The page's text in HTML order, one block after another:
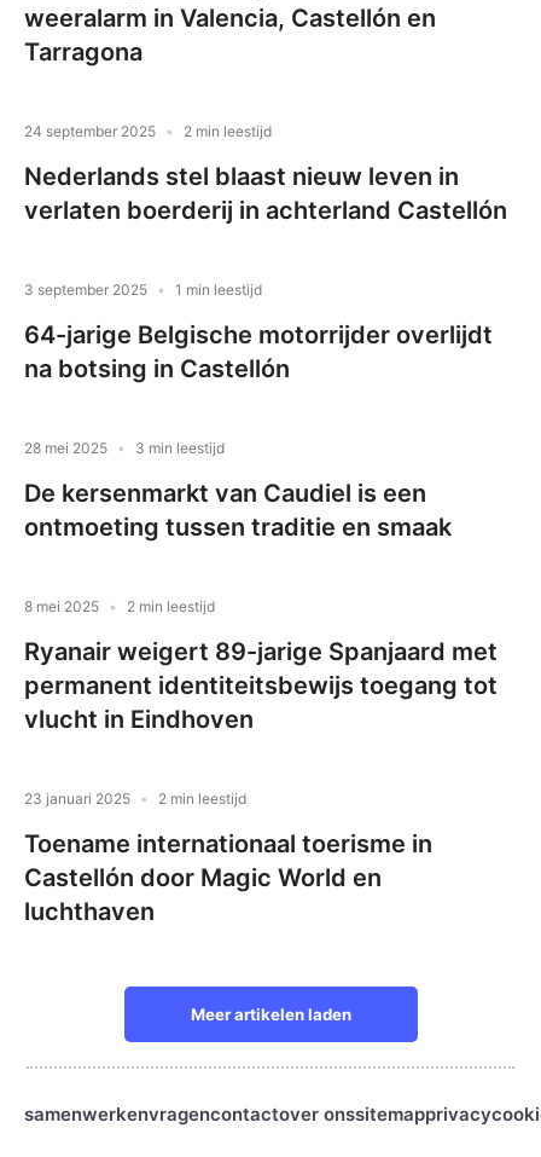
weeralarm in Valencia, Castellón en
Tarragona
24 september 2025 2 min leestijd
Nederlands stel blaast nieuw leven in
verlaten boerderij in achterland Castellón
3 september 2025 1 min leestijd
64-jarige Belgische motorrijder overlijdt
na botsing in Castellón
28 mei 2025 3 min leestijd
De kersenmarkt van Caudiel is een
ontmoeting tussen traditie en smaak
8 mei 2025 2 min leestijd
Ryanair weigert 89-jarige Spanjaard met
permanent identiteitsbewijs toegang tot
vlucht in Eindhoven
23 januari 2025 2 min leestijd
Toename internationaal toerisme in
Castellón door Magic World en
luchthaven
Meer artikelen laden
samenwerkenvragencontactover onssitemapprivacy